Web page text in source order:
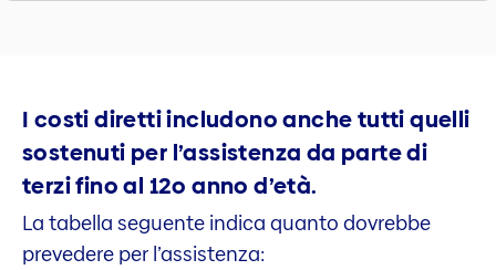
I costi diretti includono anche tutti quelli
sostenuti per l’assistenza da parte di
terzi fino al 12o anno d’età.
La tabella seguente indica quanto dovrebbe
prevedere per l’assistenza: